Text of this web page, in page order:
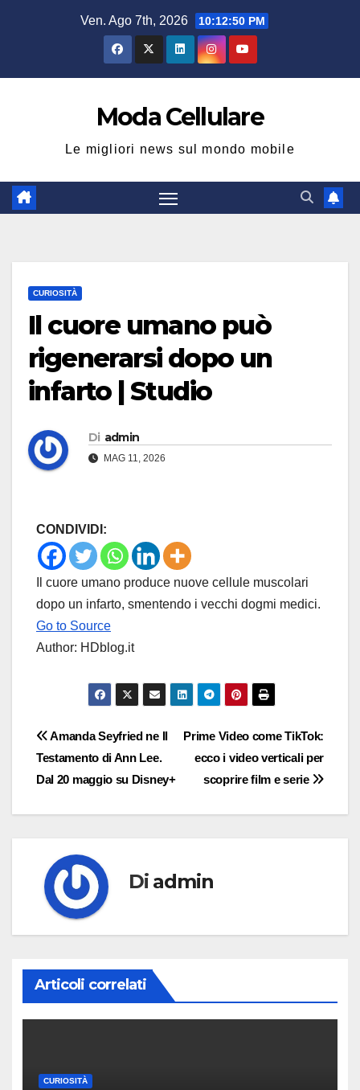
Ven. Ago 7th, 2026 10:12:51 PM
Moda Cellulare
Le migliori news sul mondo mobile
CURIOSITÀ
Il cuore umano può
rigenerarsi dopo un
infarto | Studio
Di admin
MAG 11, 2026
CONDIVIDI:
Il cuore umano produce nuove cellule muscolari
dopo un infarto, smentendo i vecchi dogmi medici.
Go to Source
Author: HDblog.it
Navigazione
articoli
Prime Video come TikTok:
ecco i video verticali per
scoprire film e serie
Amanda Seyfried ne Il
Testamento di Ann Lee.
Dal 20 maggio su Disney+
Di admin
Articoli correlati
CURIOSITÀ